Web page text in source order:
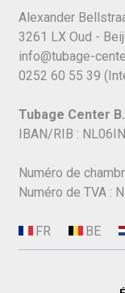
Alexander
3261 LX Oud -
info@tubage-
0252 60 55 39
Tubage Center
IBAN/RIB :
Numéro de
Numéro de TVA :